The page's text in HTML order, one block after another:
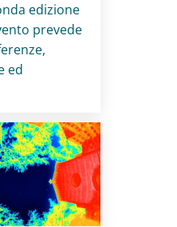
edizione
prevede
ed